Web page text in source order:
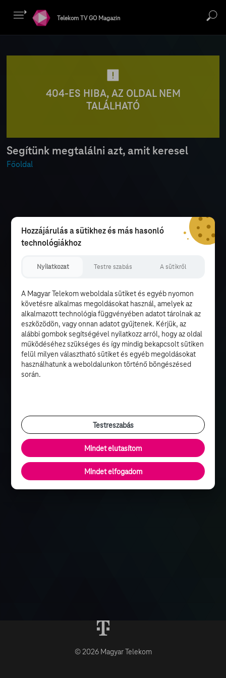
Telekom TV GO Magazin
404-ES HIBA, AZ OLDAL NEM
TALÁLHATÓ
Segítünk megtalálni azt, amit keresel
Főoldal
© 2026 Magyar Telekom
Hozzájárulás a sütikhez és más hasonló
technológiákhoz
Nyilatkozat Testre szabás A sütikről
A Magyar Telekom weboldala sütiket és egyéb nyomon
követésre alkalmas megoldásokat használ, amelyek az
alkalmazott technológia függvényében adatot tárolnak az
eszközödön, vagy onnan adatot gyűjtenek. Kérjük, az
alábbi gombok segítségével nyilatkozz arról, hogy az oldal
működéséhez szükséges és így mindig bekapcsolt sütiken
felül milyen választható sütiket és egyéb megoldásokat
használhatunk a weboldalunkon történő böngészésed
során.
Testreszabás
Mindet elutasítom
Mindet elfogadom